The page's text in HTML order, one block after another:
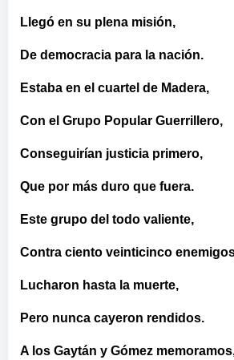
Llegó en su plena misión,
De democracia para la nación.
Estaba en el cuartel de Madera,
Con el Grupo Popular Guerrillero,
Conseguirían justicia primero,
Que por más duro que fuera.
Este grupo del todo valiente,
Contra ciento veinticinco
Lucharon hasta la muerte,
Pero nunca cayeron rendidos.
A los Gaytán y Gómez